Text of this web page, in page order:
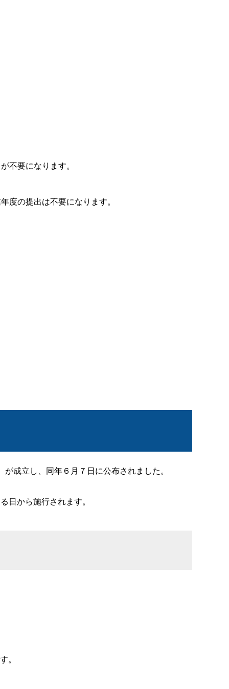
不要になります。
度の提出は不要になります。
成立し、同年６月７日に公布されました。
から施行されます。
。